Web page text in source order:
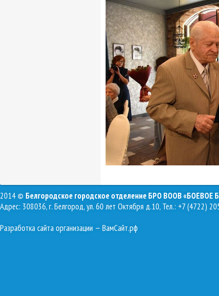
2014 © Белгородское городское отделение БРО ВООВ «БОЕВОЕ
Адрес: 308036, г. Белгород, ул. 60 лет Октября д.10, Тел.: +7 (4722)
Разработка сайта организации — ВамСайт.рф